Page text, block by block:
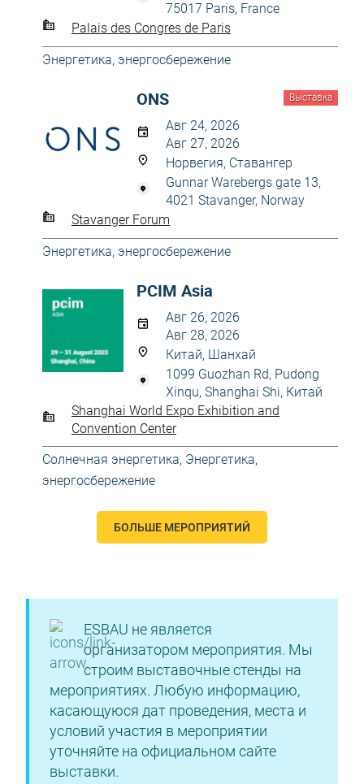
75017 Paris, France
Palais des Congres de Paris
Энергетика, энергосбережение
Выставка
ONS
Авг 24, 2026
Авг 27, 2026
Норвегия, Ставангер
Gunnar Warebergs gate 13,
4021 Stavanger, Norway
Stavanger Forum
Энергетика, энергосбережение
PCIM Asia
Авг 26, 2026
Авг 28, 2026
Китай, Шанхай
1099 Guozhan Rd, Pudong
Xinqu, Shanghai Shi, Китай
Shanghai World Expo Exhibition and
Convention Center
Солнечная энергетика, Энергетика,
энергосбережение
БОЛЬШЕ МЕРОПРИЯТИЙ
ESBAU не является
организатором мероприятия. Мы
строим выставочные стенды на
мероприятиях. Любую информацию,
касающуюся дат проведения, места и
условий участия в мероприятии
уточняйте на официальном сайте
выставки.